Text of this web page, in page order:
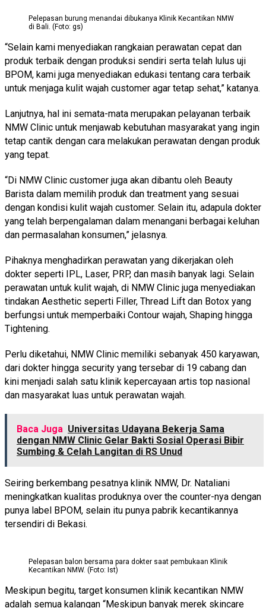
Pelepasan burung menandai dibukanya Klinik Kecantikan NMW
di Bali. (Foto: gs)
“Selain kami menyediakan rangkaian perawatan cepat dan
produk terbaik dengan produksi sendiri serta telah lulus uji
BPOM, kami juga menyediakan edukasi tentang cara terbaik
untuk menjaga kulit wajah customer agar tetap sehat,” katanya.
Lanjutnya, hal ini semata-mata merupakan pelayanan terbaik
NMW Clinic untuk menjawab kebutuhan masyarakat yang ingin
tetap cantik dengan cara melakukan perawatan dengan produk
yang tepat.
“Di NMW Clinic customer juga akan dibantu oleh Beauty
Barista dalam memilih produk dan treatment yang sesuai
dengan kondisi kulit wajah customer. Selain itu, adapula dokter
yang telah berpengalaman dalam menangani berbagai keluhan
dan permasalahan konsumen,” jelasnya.
Pihaknya menghadirkan perawatan yang dikerjakan oleh
dokter seperti IPL, Laser, PRP, dan masih banyak lagi. Selain
perawatan untuk kulit wajah, di NMW Clinic juga menyediakan
tindakan Aesthetic seperti Filler, Thread Lift dan Botox yang
berfungsi untuk memperbaiki Contour wajah, Shaping hingga
Tightening.
Perlu diketahui, NMW Clinic memiliki sebanyak 450 karyawan,
dari dokter hingga security yang tersebar di 19 cabang dan
kini menjadi salah satu klinik kepercayaan artis top nasional
dan masyarakat luas untuk perawatan wajah.
Baca Juga Universitas Udayana Bekerja Sama
dengan NMW Clinic Gelar Bakti Sosial Operasi Bibir
Sumbing & Celah Langitan di RS Unud
Seiring berkembang pesatnya klinik NMW, Dr. Nataliani
meningkatkan kualitas produknya over the counter-nya dengan
punya label BPOM, selain itu punya pabrik kecantikannya
tersendiri di Bekasi.
Pelepasan balon bersama para dokter saat pembukaan Klinik
Kecantikan NMW. (Foto: Ist)
Meskipun begitu, target konsumen klinik kecantikan NMW
adalah semua kalangan “Meskipun banyak merek skincare